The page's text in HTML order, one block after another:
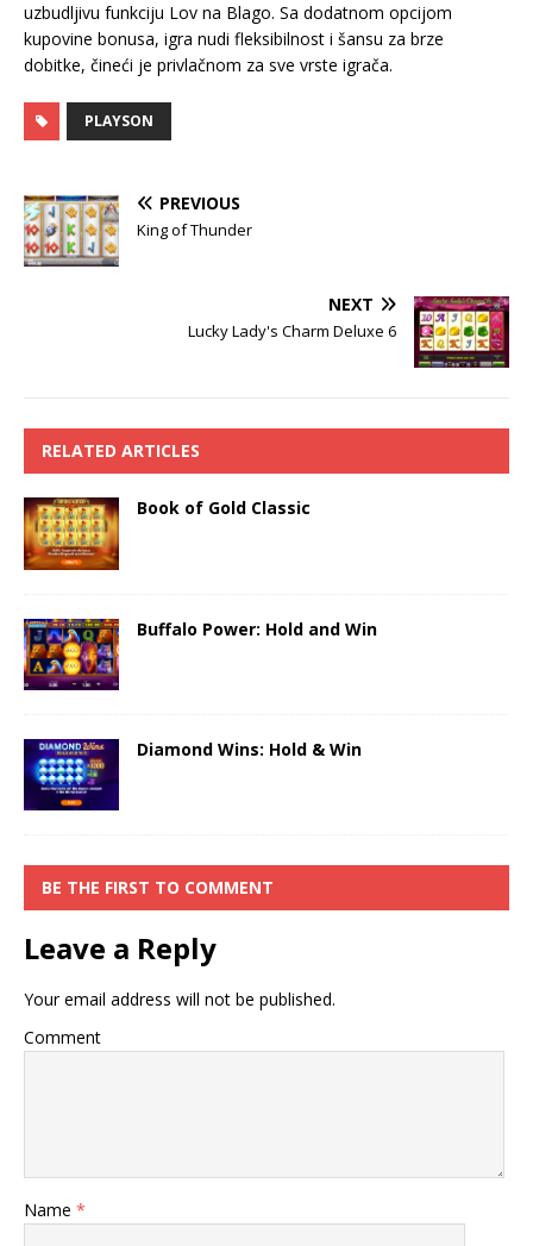
uzbudljivu funkciju Lov na Blago. Sa dodatnom opcijom
kupovine bonusa, igra nudi fleksibilnost i šansu za brze
dobitke, čineći je privlačnom za sve vrste igrača.
PLAYSON
PREVIOUS
King of Thunder
NEXT
Lucky Lady's Charm Deluxe 6
RELATED ARTICLES
Book of Gold Classic
Buffalo Power: Hold and Win
Diamond Wins: Hold & Win
BE THE FIRST TO COMMENT
Leave a Reply
Your email address will not be published.
Comment
Name *